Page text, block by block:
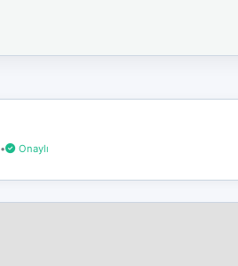
• Onaylı
bağlantınız